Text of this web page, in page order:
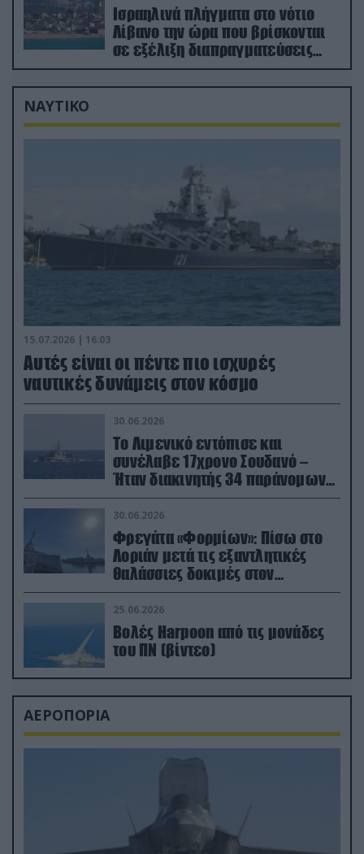
Ισραηλινά πλήγματα στο νότιο
Λίβανο την ώρα που βρίσκονται
σε εξέλιξη διαπραγματεύσεις
στην Ρώμη
ΝΑΥΤΙΚΟ
15.07.2026 | 16:03
Aυτές είναι οι πέντε πιο ισχυρές
ναυτικές δυνάμεις στον κόσμο
30.06.2026
Το Λιμενικό εντόπισε και
συνέλαβε 17χρονο Σουδανό –
Ήταν διακινητής 34 παράνομων
μεταναστών
30.06.2026
Φρεγάτα «Φορμίων»: Πίσω στο
Λοριάν μετά τις εξαντλητικές
θαλάσσιες δοκιμές στον
απαιτητικό Βισκαϊκό
25.06.2026
Βολές Harpoon από τις μονάδες
του ΠΝ (βίντεο)
ΑΕΡΟΠΟΡΙΑ